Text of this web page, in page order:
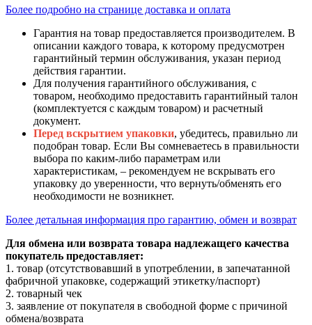
Более подробно на странице доставка и оплата
Гарантия на товар предоставляется производителем. В
описании каждого товара, к которому предусмотрен
гарантийный термин обслуживания, указан период
действия гарантии.
Для получения гарантийного обслуживания, с
товаром, необходимо предоставить гарантийный талон
(комплектуется с каждым товаром) и расчетный
документ.
Перед вскрытием упаковки, убедитесь, правильно ли
подобран товар. Если Вы сомневаетесь в правильности
выбора по каким-либо параметрам или
характеристикам, – рекомендуем не вскрывать его
упаковку до уверенности, что вернуть/обменять его
необходимости не возникнет.
Более детальная информация про гарантию, обмен и возврат
Для обмена или возврата товара надлежащего качества
покупатель предоставляет:
1. товар (отсутствовавший в употреблении, в запечатанной
фабричной упаковке, содержащий этикетку/паспорт)
2. товарный чек
3. заявление от покупателя в свободной форме с причиной
обмена/возврата